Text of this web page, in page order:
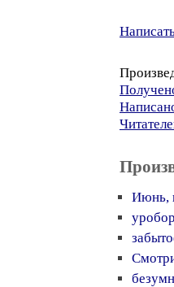
Июнь,